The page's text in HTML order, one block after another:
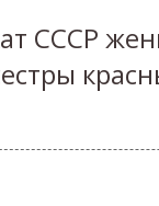
СССР